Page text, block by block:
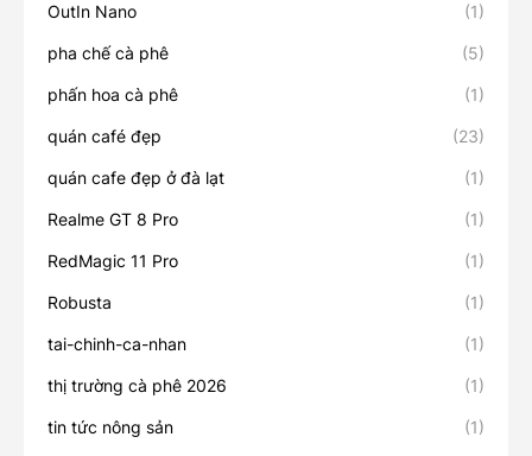
OutIn Nano (1)
pha chế cà phê (5)
phấn hoa cà phê (1)
quán café đẹp (23)
quán cafe đẹp ở đà lạt (1)
Realme GT 8 Pro (1)
RedMagic 11 Pro (1)
Robusta (1)
tai-chinh-ca-nhan (1)
thị trường cà phê 2026 (1)
tin tức nông sản (1)